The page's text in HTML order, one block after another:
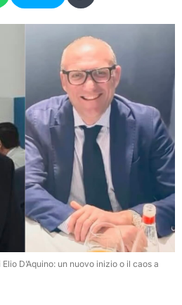
D’Aquino: un nuovo inizio o il caos a